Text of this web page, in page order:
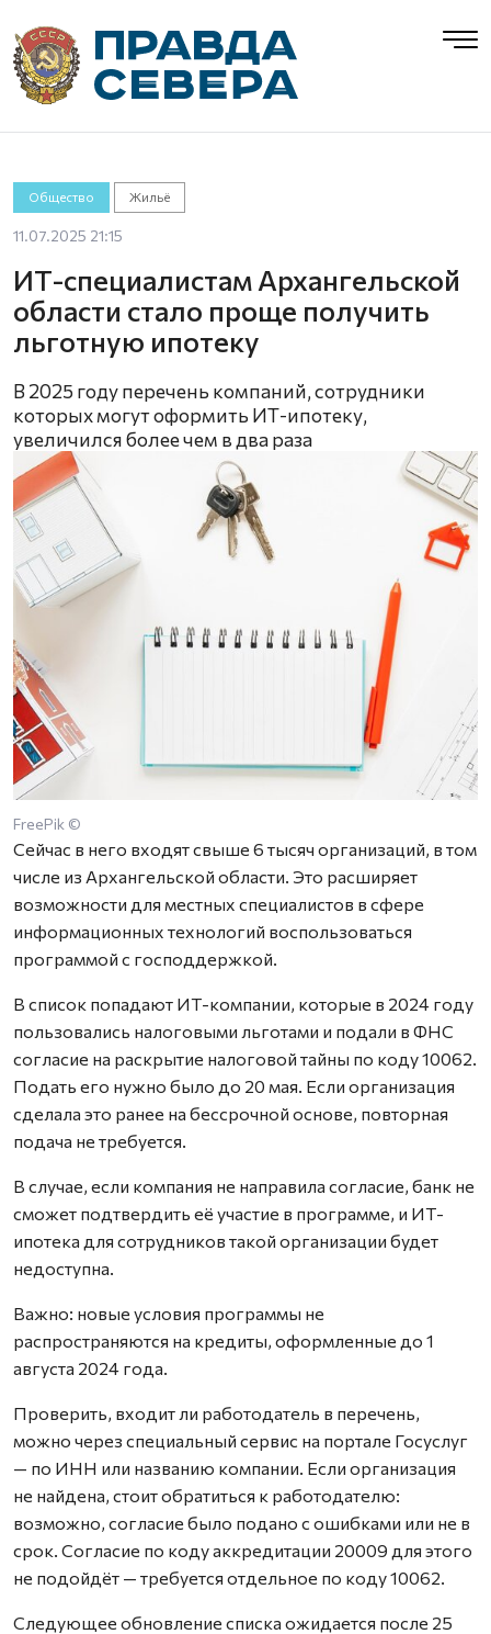
Общество Жильё
11.07.2025 21:15
ИТ-специалистам Архангельской
области стало проще получить
льготную ипотеку
В 2025 году перечень компаний, сотрудники
которых могут оформить ИТ-ипотеку,
увеличился более чем в два раза
FreePik ©
Сейчас в него входят свыше 6 тысяч организаций, в том
числе из Архангельской области. Это расширяет
возможности для местных специалистов в сфере
информационных технологий воспользоваться
программой с господдержкой.
В список попадают ИТ-компании, которые в 2024 году
пользовались налоговыми льготами и подали в ФНС
согласие на раскрытие налоговой тайны по коду 10062.
Подать его нужно было до 20 мая. Если организация
сделала это ранее на бессрочной основе, повторная
подача не требуется.
В случае, если компания не направила согласие, банк не
сможет подтвердить её участие в программе, и ИТ-
ипотека для сотрудников такой организации будет
недоступна.
Важно: новые условия программы не
распространяются на кредиты, оформленные до 1
августа 2024 года.
Проверить, входит ли работодатель в перечень,
можно через специальный сервис на портале Госуслуг
— по ИНН или названию компании. Если организация
не найдена, стоит обратиться к работодателю:
возможно, согласие было подано с ошибками или не в
срок. Согласие по коду аккредитации 20009 для этого
не подойдёт — требуется отдельное по коду 10062.
Следующее обновление списка ожидается после 25